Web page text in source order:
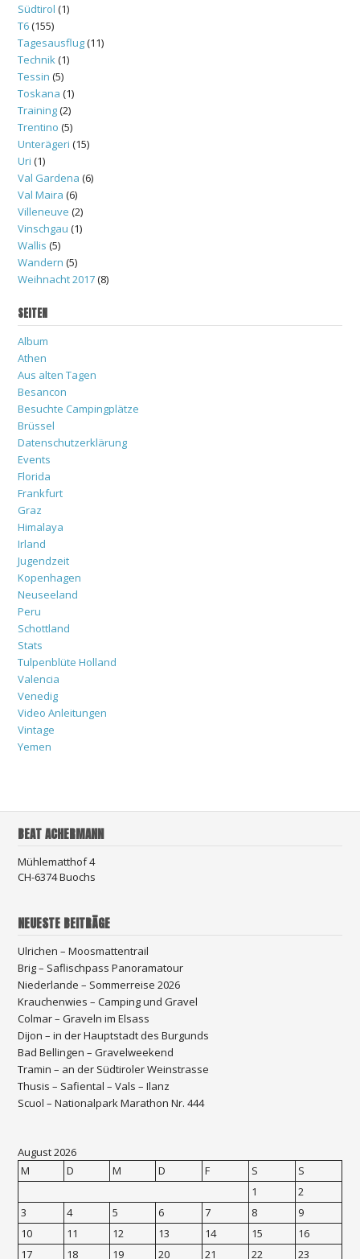
Südtirol (1)
T6(155)
Tagesausflug(11)
Technik(1)
Tessin (5)
Toskana (1)
Training(2)
Trentino (5)
Unterägeri (15)
Uri (1)
Val Gardena (6)
Val Maira (6)
Villeneuve (2)
Vinschgau (1)
Wallis (5)
Wandern (5)
Weihnacht 2017(8)
SEITEN
Album
Athen
Aus alten Tagen
Besancon
Besuchte Campingplätze
Brüssel
Datenschutzerklärung
Events
Florida
Frankfurt
Graz
Himalaya
Irland
Jugendzeit
Kopenhagen
Neuseeland
Peru
Schottland
Stats
Tulpenblüte Holland
Valencia
Venedig
Video Anleitungen
Vintage
Yemen
BEAT ACHERMANN
Mühlematthof 4
CH-6374 Buochs
NEUESTE BEITRÄGE
Ulrichen – Moosmattentrail
Brig – Saflischpass Panoramatour
Niederlande – Sommerreise 2026
Krauchenwies – Camping und Gravel
Colmar – Graveln im Elsass
Dijon – in der Hauptstadt des Burgunds
Bad Bellingen – Gravelweekend
Tramin – an der Südtiroler Weinstrasse
Thusis – Safiental – Vals – Ilanz
Scuol – Nationalpark Marathon Nr. 444
August 2026
M
D M D F S
S
1
2
3
4 5 6 7 8
9
10
11 12 13 14 15
16
17
18 19 20 21 22 23